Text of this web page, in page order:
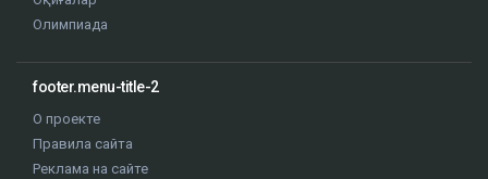
Олимпиада
footer.menu-title-2
О проекте
Правила сайта
Реклама на сайте